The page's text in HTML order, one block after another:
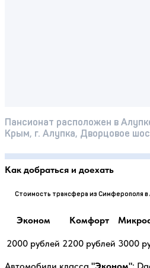
Пансионат расположен в
Крым, г. Алупка, Дворцовое
Как добраться и доехать
Стоимость трансфера из Симферополя в
Эконом Комфорт
2000 рублей 2200 рублей 3000